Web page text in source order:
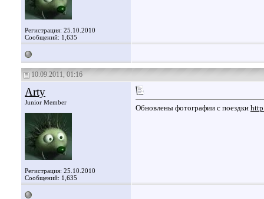
Регистрация: 25.10.2010
Сообщений: 1,635
10.09.2011, 01:16
Arty
Junior Member
Регистрация: 25.10.2010
Сообщений: 1,635
Обновлены фотографии с поездки